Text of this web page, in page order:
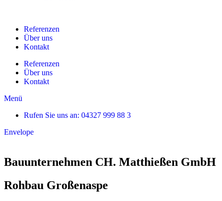
Referenzen
Über uns
Kontakt
Referenzen
Über uns
Kontakt
Menü
Rufen Sie uns an: 04327 999 88 3
Envelope
Bauunternehmen CH. Matthießen GmbH
Rohbau Großenaspe